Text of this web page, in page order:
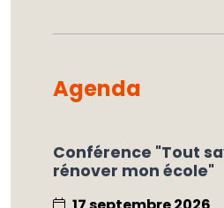
Agenda
Conférence "Tout
rénover mon école"